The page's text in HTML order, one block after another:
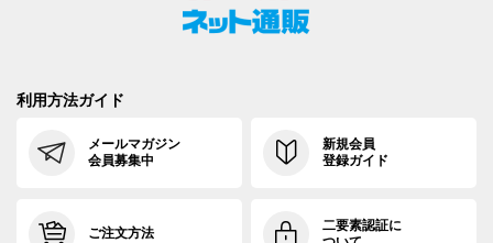
利用方法ガイド
メールマガジン
会員募集中
新規会員
登録ガイド
ご注文方法
二要素認証に